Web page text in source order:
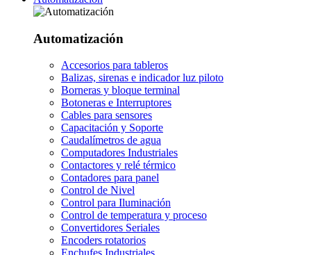
Automatización
Accesorios para tableros
Balizas, sirenas e indicador luz piloto
Borneras y bloque terminal
Botoneras e Interruptores
Cables para sensores
Capacitación y Soporte
Caudalímetros de agua
Computadores Industriales
Contactores y relé térmico
Contadores para panel
Control de Nivel
Control para Iluminación
Control de temperatura y proceso
Convertidores Seriales
Encoders rotatorios